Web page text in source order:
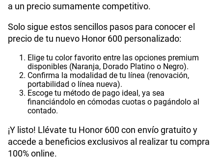
a un precio sumamente competitivo.
Solo sigue estos sencillos pasos para conocer el
precio de tu nuevo Honor 600 personalizado:
Elige tu color favorito entre las opciones premium
disponibles (Naranja, Dorado Platino o Negro).
Confirma la modalidad de tu línea (renovación,
portabilidad o línea nueva).
Escoge tu método de pago ideal, ya sea
financiándolo en cómodas cuotas o pagándolo al
contado.
¡Y listo! Llévate tu Honor 600 con envío gratuito y
accede a beneficios exclusivos al realizar tu compra
100% online.